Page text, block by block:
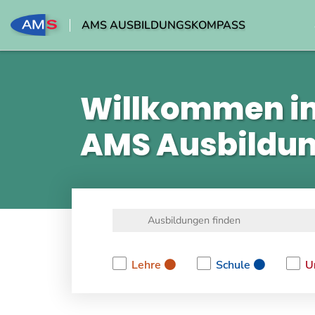
AMS AUSBILDUNGSKOMPASS
Willkommen
AMS
Lehre
Schule